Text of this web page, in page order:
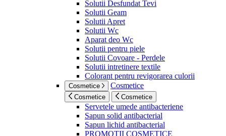
Solutii Desfundat Tevi
Solutii Geam
Solutii Apret
Solutii Wc
Aparat deo Wc
Solutii pentru piele
Solutii Covoare - Perdele
Solutii intretinere textile
Colorant pentru revigorarea culorii
Cosmetice Cosmetice
Cosmetice Cosmetice
Servetele umede antibacteriene
Sapun solid antibacterial
Sapun lichid antibacterial
PROMOTII COSMETICE